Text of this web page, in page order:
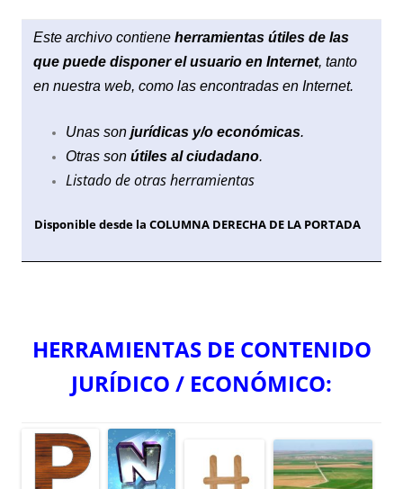
Este archivo contiene herramientas útiles de las
que puede disponer el usuario en Internet, tanto
en nuestra web, como las encontradas en Internet.
Unas son jurídicas y/o económicas.
Otras son útiles al ciudadano.
Listado de otras herramientas
Disponible desde la COLUMNA DERECHA DE LA PORTADA
HERRAMIENTAS DE CONTENIDO
JURÍDICO / ECONÓMICO: